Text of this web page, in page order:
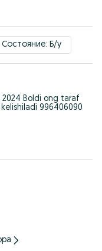
Состояние: Б/у
2024 Boldi ong taraf
996406090